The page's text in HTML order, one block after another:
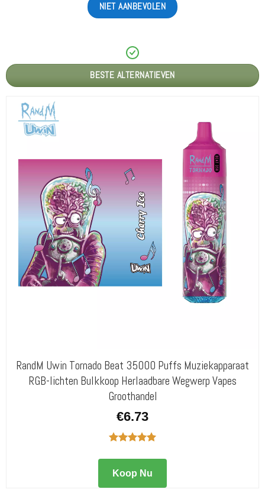
NIET AANBEVOLEN
BESTE ALTERNATIEVEN
RandM Uwin Tornado Beat 35000 Puffs Muziekapparaat
RGB-lichten Bulkkoop Herlaadbare Wegwerp Vapes
Groothandel
€6.73
5.00uit 5
Koop Nu